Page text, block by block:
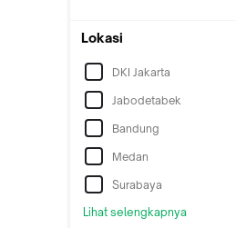
Lokasi
DKI Jakarta
Jabodetabek
Bandung
Medan
Surabaya
Lihat selengkapnya